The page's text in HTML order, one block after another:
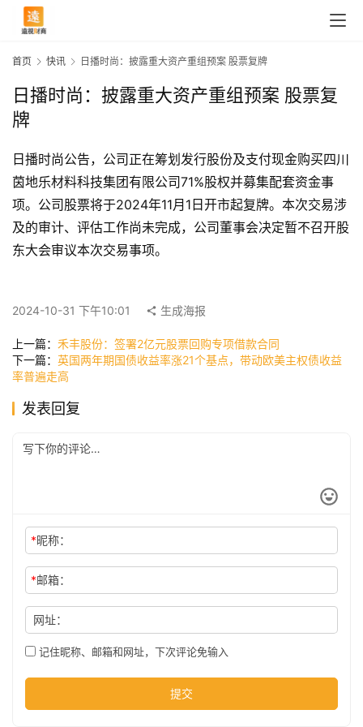
首
快
讯
司
尚
科
技
首页 快讯 日播时尚：披露重大资产重组预案 股票复牌
日播时尚：披露重大资产重组预案 股票复
牌
日播时尚公告，公司正在筹划发行股份及支付现金购买四川
茵地乐材料科技集团有限公司71%股权并募集配套资金事
项。公司股票将于2024年11月1日开市起复牌。本次交易涉
及的审计、评估工作尚未完成，公司董事会决定暂不召开股
东大会审议本次交易事项。
2024-10-31 下午10:01 生成海报
上一篇： 禾丰股份：签署2亿元股票回购专项借款合同
下一篇： 英国两年期国债收益率涨21个基点，带动欧美主权债收益
率普遍走高
发表回复
*昵称：
*邮箱：
网址：
记住昵称、邮箱和网址，下次评论免输入
提交